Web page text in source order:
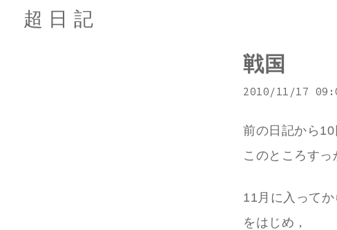
超日記
戦国
2010/11/17
前の日記から10
このところすっ
11月に入って
をはじめ，